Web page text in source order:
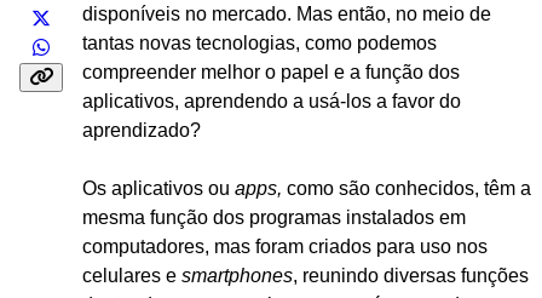
disponíveis no mercado. Mas então, no meio de
tantas novas tecnologias, como podemos
compreender melhor o papel e a função dos
aplicativos, aprendendo a usá-los a favor do
aprendizado?
Os aplicativos ou apps, como são conhecidos, têm a
mesma função dos programas instalados em
computadores, mas foram criados para uso nos
celulares e smartphones, reunindo diversas funções